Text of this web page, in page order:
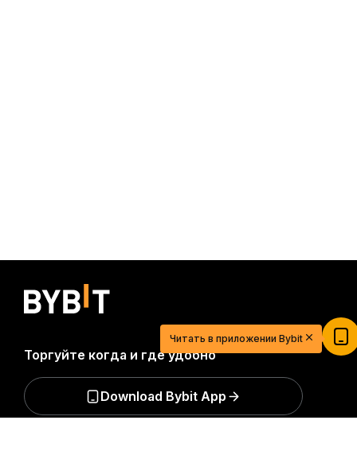
Торгуйте когда и где удобно
Download Bybit App
20 USDT для легкого старта в мире
криптовалют
Читать в приложении Bybit